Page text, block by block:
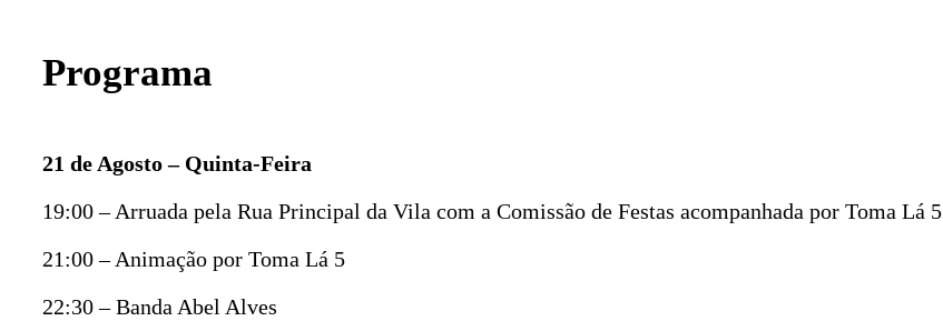
Programa
21 de Agosto – Quinta-Feira
19:00 – Arruada pela Rua Principal da Vila com a Comissão de Festas acompanhada por Toma Lá 5
21:00 – Animação por Toma Lá 5
22:30 – Banda Abel Alves